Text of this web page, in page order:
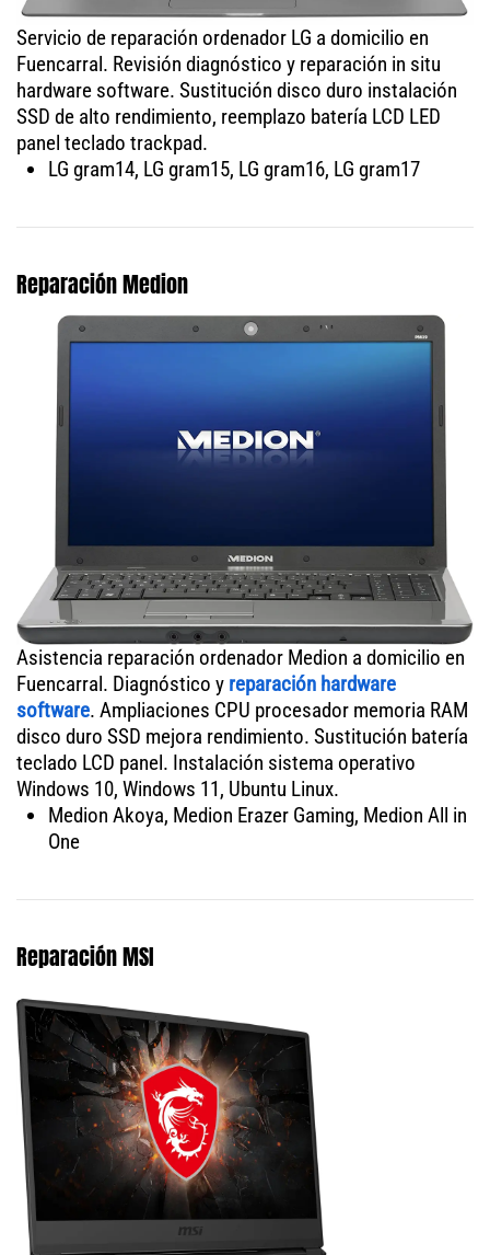
Servicio de reparación ordenador LG a domicilio en
Fuencarral. Revisión diagnóstico y reparación in situ
hardware software. Sustitución disco duro instalación
SSD de alto rendimiento, reemplazo batería LCD LED
panel teclado trackpad.
LG gram14, LG gram15, LG gram16, LG gram17
Reparación Medion
Asistencia reparación ordenador Medion a domicilio en
Fuencarral. Diagnóstico y reparación hardware
software. Ampliaciones CPU procesador memoria RAM
disco duro SSD mejora rendimiento. Sustitución batería
teclado LCD panel. Instalación sistema operativo
Windows 10, Windows 11, Ubuntu Linux.
Medion Akoya, Medion Erazer Gaming, Medion All in
One
Reparación MSI